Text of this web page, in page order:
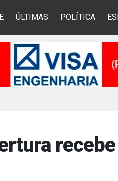
ÚLTIMAS POLÍTICA
recebe